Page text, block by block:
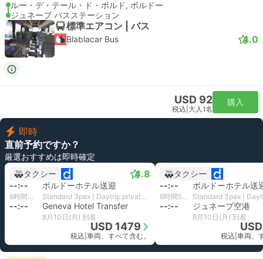
ルー・デ・テール・ド・ボルド, ボルドー
ジュネーブ バスステーション
標準エアコン | バス
Blablacar Bus 4.0
USD 92
税込 大人1名
購入
即時
直前予約ですか？
厳選おすすめは即時確定
タクシー
4.8
--:-- ボルドーホテル送迎
6時間46分 Standard 3pax | Daytrip private transfer with English speaking driver
--:-- Geneva Hotel Transfer
8月10日(月) 到着
USD 1479
税込 車両、すべて含む。
タクシー
--:--
ボルドーホテル送
6時間56分
--:-- ジュネーブ空港
8月10日(月) 到着
税込 車両、